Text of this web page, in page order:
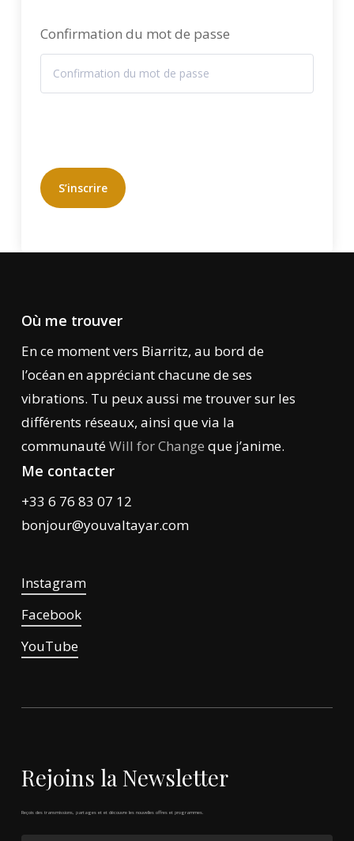
Confirmation du mot de passe
S’inscrire
Où me trouver
En ce moment vers Biarritz, au bord de
l’océan en appréciant chacune de ses
vibrations. Tu peux aussi me trouver sur les
différents réseaux, ainsi que via la
communautéWill for Change que j’anime.
Me contacter
+33 6 76 83 07 12
bonjour@youvaltayar.com
Instagram
Facebook
YouTube
Rejoins la Newsletter
Reçois des transmissions, partages et et découvre les nouvelles offres et programmes.